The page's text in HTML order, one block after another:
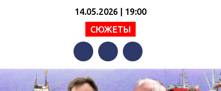
14.05.2026 | 19:00
СЮЖЕТЫ
FacebookTwitterTelegram